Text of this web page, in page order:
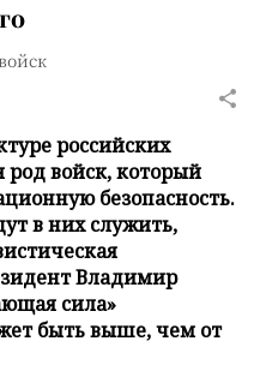
российских
род войск, который
безопасность.
в них служить,
Владимир
сила»
быть выше, чем от